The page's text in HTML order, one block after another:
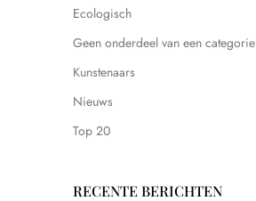
Ecologisch
Geen onderdeel van een categorie
Kunstenaars
Nieuws
Top 20
RECENTE BERICHTEN